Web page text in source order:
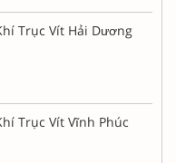
Trục Vít Hải Dương
Trục Vít Vĩnh Phúc